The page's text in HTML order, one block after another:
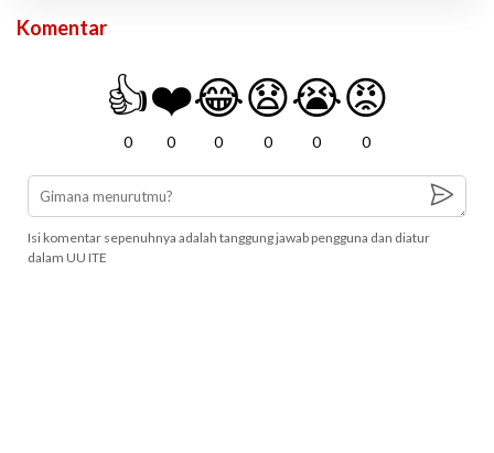
Komentar
👍
0
❤️
0
😂
0
😧
0
😭
0
😡
0
Isi komentar sepenuhnya adalah tanggung jawab pengguna dan diatur
dalam UU ITE